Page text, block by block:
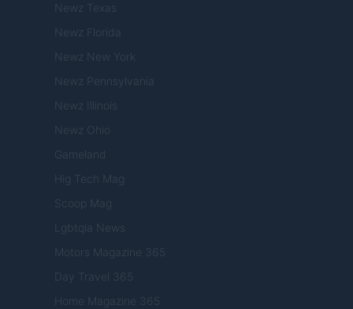
Newz Texas
Newz Florida
Newz New York
Newz Pennsylvania
Newz Illinois
Newz Ohio
Gameland
Hig Tech Mag
Scoop Mag
Lgbtqia News
Motors Magazine 365
Day Travel 365
Home Magazine 365